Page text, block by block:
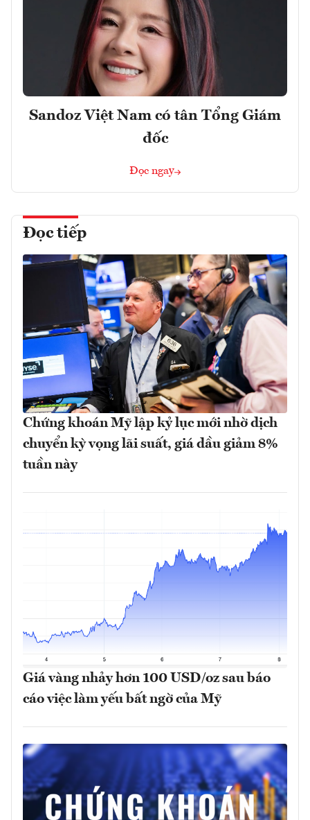
Sandoz Việt Nam có tân Tổng Giám
đốc
Đọc ngay
Đọc tiếp
Chứng khoán Mỹ lập kỷ lục mới nhờ dịch
chuyển kỳ vọng lãi suất, giá dầu giảm 8%
tuần này
Giá vàng nhảy hơn 100 USD/oz sau báo
cáo việc làm yếu bất ngờ của Mỹ